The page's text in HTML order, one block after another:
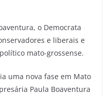
o Democrata
e liberais e
mato-grossense.
uma nova fase em Mato
Paula Boaventura